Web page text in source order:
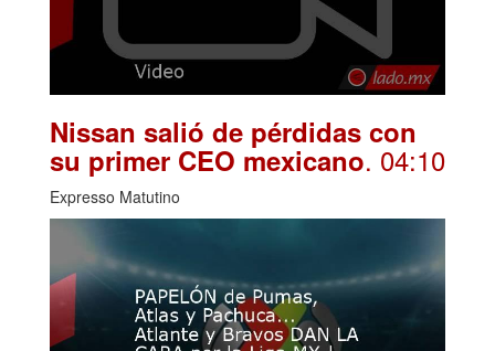
Nissan salió de pérdidas con
su primer CEO mexicano. 04:10
Expresso Matutino